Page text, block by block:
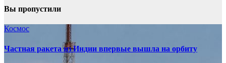
Вы пропустили
Космос
Частная ракета из Индии впервые вышла на орбиту